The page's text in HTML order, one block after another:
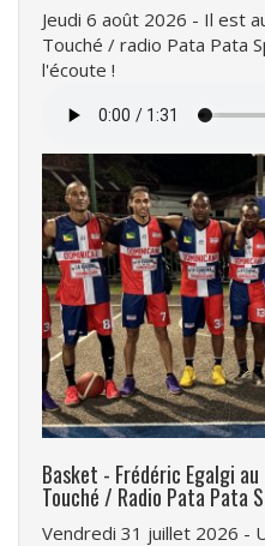
Jeudi 6 août 2026 - Il est
Touché / radio Pata Pata
l'écoute !
audio
Basket - Frédéric Egalgi
Touché / Radio Pata Pata
Vendredi 31 juillet 2026 -